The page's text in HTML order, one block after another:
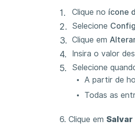
Clique no ícone
Selecione
Clique em
Insira o valor
Selecione
A partir de
Todas as
6. Clique em Salvar